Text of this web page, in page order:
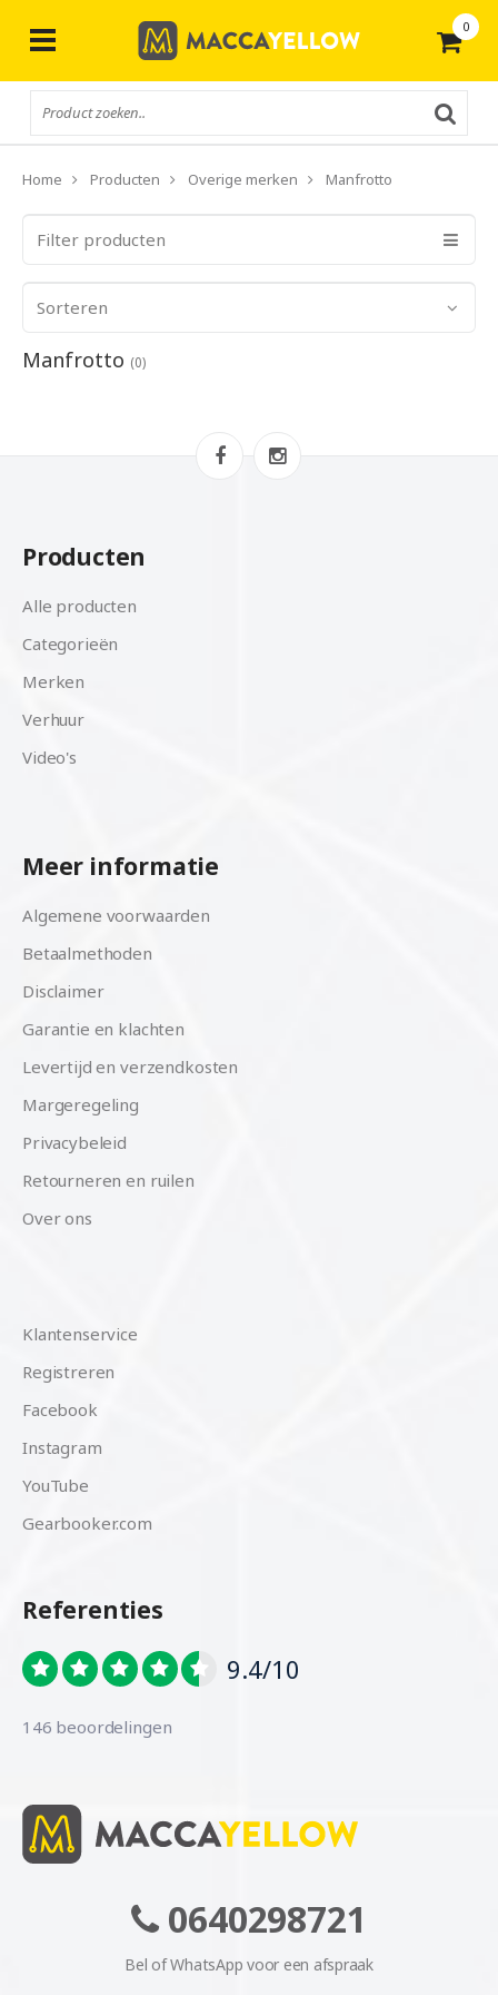
0
Home Producten Overige merken Manfrotto
Filter producten
Sorteren
Manfrotto (0)
Producten
Alle producten
Categorieën
Merken
Verhuur
Video's
Meer informatie
Algemene voorwaarden
Betaalmethoden
Disclaimer
Garantie en klachten
Levertijd en verzendkosten
Margeregeling
Privacybeleid
Retourneren en ruilen
Over ons
Klantenservice
Registreren
Facebook
Instagram
YouTube
Gearbooker.com
Referenties
9.4/10
146 beoordelingen
0640298721
Bel of WhatsApp voor een afspraak